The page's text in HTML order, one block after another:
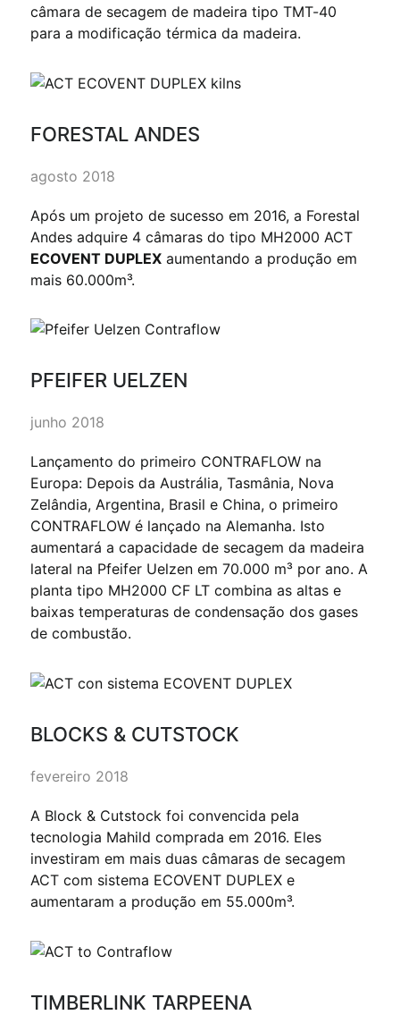
câmara de secagem de madeira tipo TMT-40
para a modificação térmica da madeira.
FORESTAL ANDES
agosto 2018
Após um projeto de sucesso em 2016, a Forestal
Andes adquire 4 câmaras do tipo MH2000 ACT
ECOVENT DUPLEX aumentando a produção em
mais 60.000m³.
PFEIFER UELZEN
junho 2018
Lançamento do primeiro CONTRAFLOW na
Europa: Depois da Austrália, Tasmânia, Nova
Zelândia, Argentina, Brasil e China, o primeiro
CONTRAFLOW é lançado na Alemanha. Isto
aumentará a capacidade de secagem da madeira
lateral na Pfeifer Uelzen em 70.000 m³ por ano. A
planta tipo MH2000 CF LT combina as altas e
baixas temperaturas de condensação dos gases
de combustão.
BLOCKS & CUTSTOCK
fevereiro 2018
A Block & Cutstock foi convencida pela
tecnologia Mahild comprada em 2016. Eles
investiram em mais duas câmaras de secagem
ACT com sistema ECOVENT DUPLEX e
aumentaram a produção em 55.000m³.
TIMBERLINK TARPEENA